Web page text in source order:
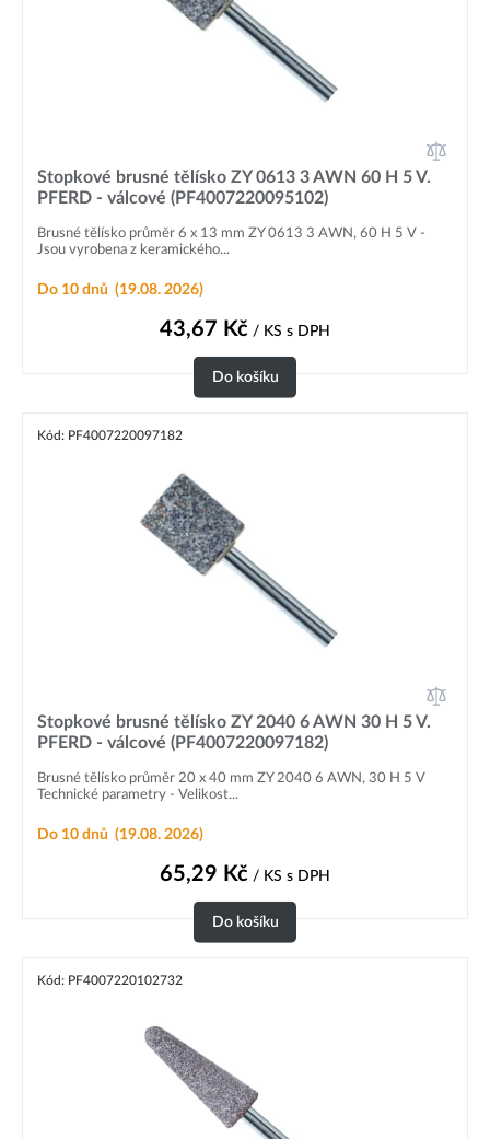
Stopkové brusné tělísko ZY 0613 3 AWN 60 H 5 V.
PFERD - válcové (PF4007220095102)
Brusné tělísko průměr 6 x 13 mm ZY 0613 3 AWN, 60 H 5 V -
Jsou vyrobena z keramického...
Do 10 dnů (19.08. 2026)
43,67 Kč / KS s DPH
Do košíku
Kód: PF4007220097182
Stopkové brusné tělísko ZY 2040 6 AWN 30 H 5 V.
PFERD - válcové (PF4007220097182)
Brusné tělísko průměr 20 x 40 mm ZY 2040 6 AWN, 30 H 5 V
Technické parametry - Velikost...
Do 10 dnů (19.08. 2026)
65,29 Kč / KS s DPH
Do košíku
Kód: PF4007220102732